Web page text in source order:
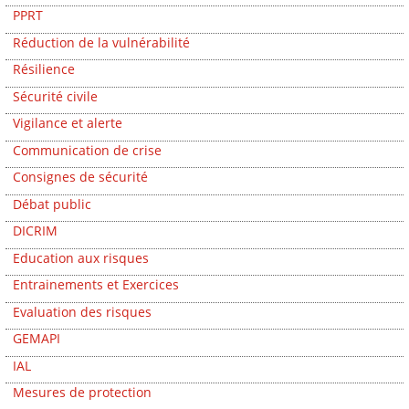
PPRT
Réduction de la vulnérabilité
Résilience
Sécurité civile
Vigilance et alerte
Communication de crise
Consignes de sécurité
Débat public
DICRIM
Education aux risques
Entrainements et Exercices
Evaluation des risques
GEMAPI
IAL
Mesures de protection